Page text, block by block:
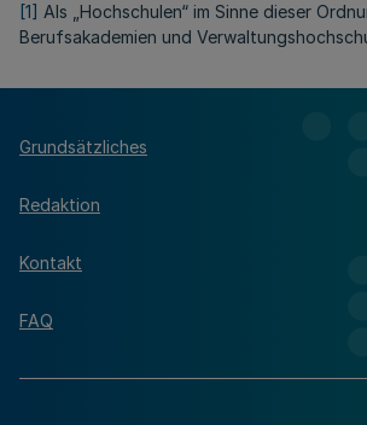
[1] Als „Hochschulen“ im Sinne dieser
Berufsakademien und
Grundsätzliches
Redaktion
Kontakt
FAQ